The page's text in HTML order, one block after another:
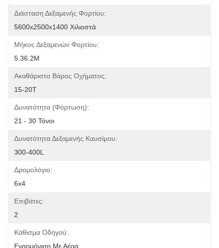
Διάσταση Δεξαμενής Φορτίου:
5600x2500x1400 Χιλιοστά
Μήκος Δεξαμενών Φορτίου:
5.36.2M
Ακαθάριστο Βάρος Οχήματος:
15-20T
Δυνατότητα (φόρτωση):
21 - 30 Τόνοι
Δυνατότητα Δεξαμενής Καυσίμου:
300-400L
Δρομολόγιο:
6x4
Επιβάτες:
2
Κάθισμα Οδηγού:
Εναρμόνιση Με Αέρα